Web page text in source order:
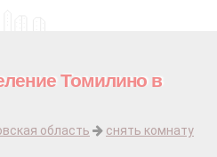
Томилино в
область
снять комнату